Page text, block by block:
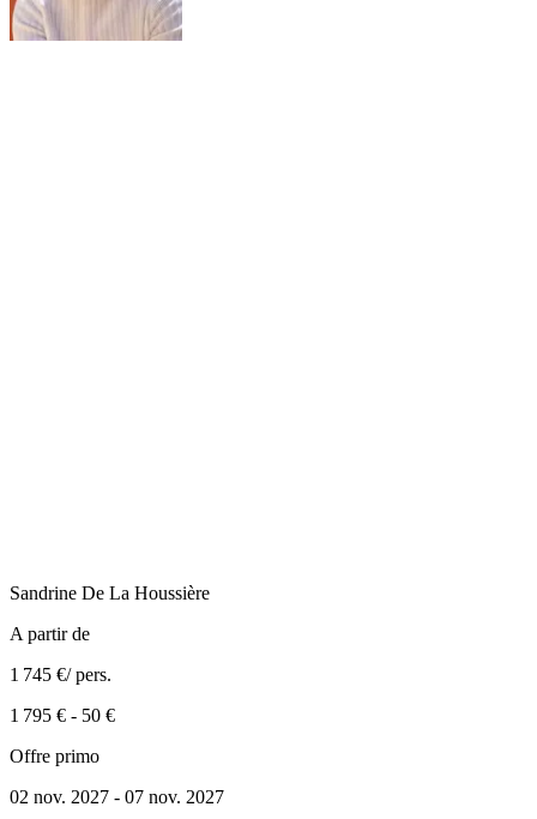
Sandrine De La Houssière
A partir de
1 745 €/ pers.
1 795 € - 50 €
Offre primo
02 nov. 2027 - 07 nov. 2027